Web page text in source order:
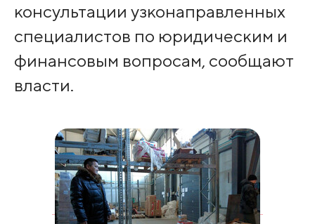
консультации узконаправленных
специалистов по юридическим и
финансовым вопросам, сообщают
власти.